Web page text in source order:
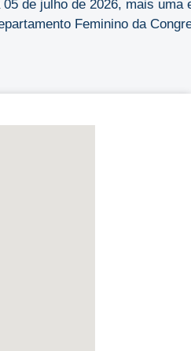
de julho de 2026, mais
Feminino da